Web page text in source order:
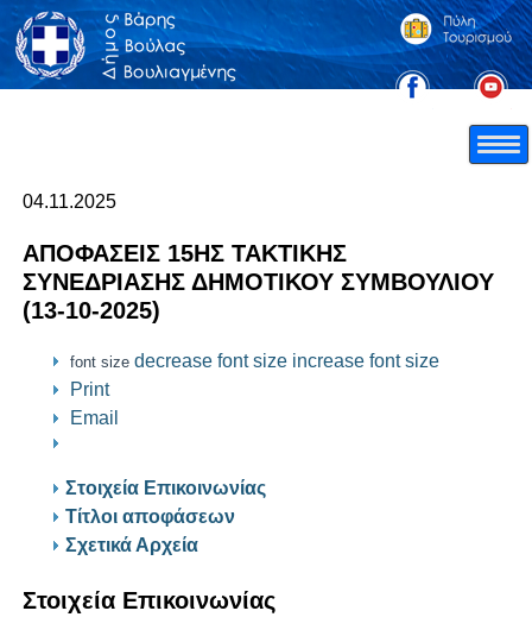
04.11.2025
ΑΠΟΦΑΣΕΙΣ 15HΣ ΤΑΚΤΙΚΗΣ
ΣΥΝΕΔΡΙΑΣΗΣ ΔΗΜΟΤΙΚΟΥ ΣΥΜΒΟΥΛΙΟΥ
(13-10-2025)
font size decrease font size increase font size
Print
Email
Στοιχεία Επικοινωνίας
Τίτλοι αποφάσεων
Σχετικά Αρχεία
Στοιχεία Επικοινωνίας